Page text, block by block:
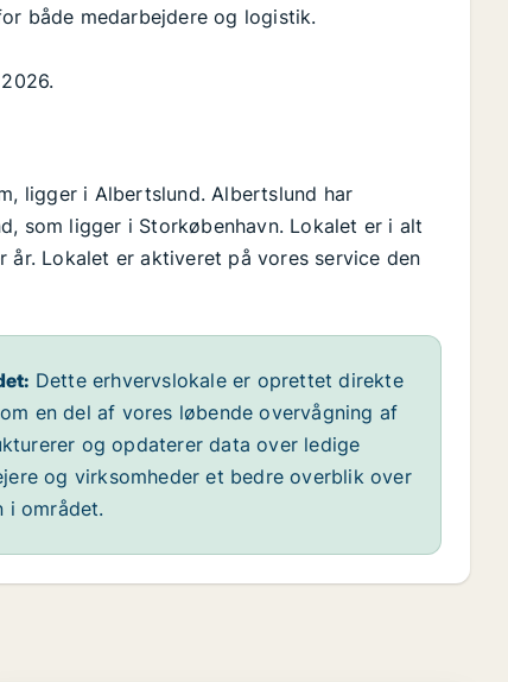
både medarbejdere og logistik.
ligger i Albertslund. Albertslund har
som ligger i Storkøbenhavn. Lokalet er i alt
år. Lokalet er aktiveret på vores service den
Dette erhvervslokale er oprettet direkte
en del af vores løbende overvågning af
og opdaterer data over ledige
og virksomheder et bedre overblik over
i området.